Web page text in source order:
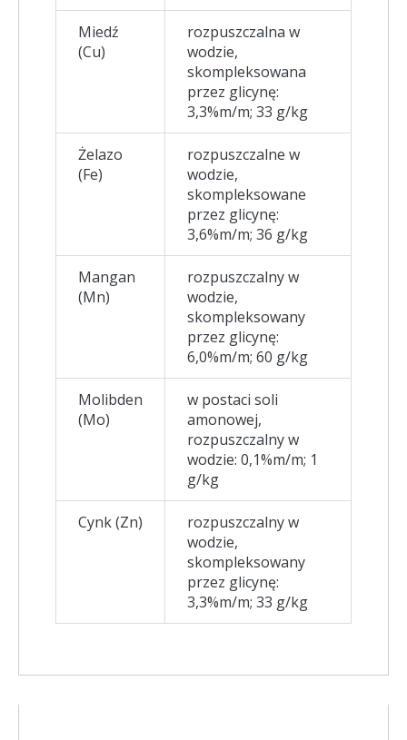
Miedź
(Cu)
rozpuszczalna w
wodzie,
skompleksowana
przez glicynę:
3,3%m/m; 33 g/kg
Żelazo
(Fe)
rozpuszczalne w
wodzie,
skompleksowane
przez glicynę:
3,6%m/m; 36 g/kg
Mangan
(Mn)
rozpuszczalny w
wodzie,
skompleksowany
przez glicynę:
6,0%m/m; 60 g/kg
Molibden
(Mo)
w postaci soli
amonowej,
rozpuszczalny w
wodzie: 0,1%m/m; 1
g/kg
Cynk (Zn)
rozpuszczalny w
wodzie,
skompleksowany
przez glicynę:
3,3%m/m; 33 g/kg